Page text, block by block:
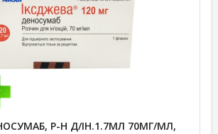
Р-Н Д/ІН.1.7МЛ 70МГ/МЛ,